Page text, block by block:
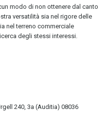
modo di non ottenere dal canto
versatilità sia nel rigore delle
nel terreno commerciale
degli stessi interessi.
240, 3a (Auditia) 08036